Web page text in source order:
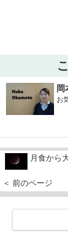
岡
お
月食から
＜ 前のページ